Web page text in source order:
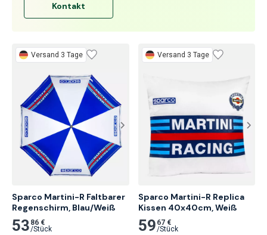
Kontakt
Versand 3 Tage
Sparco Martini-R Faltbarer
Regenschirm, Blau/Weiß
53 86 €
/Stück
Versand 3 Tage
Sparco Martini-R Replica
Kissen 40x40cm, Weiß
59 67 €
/Stück